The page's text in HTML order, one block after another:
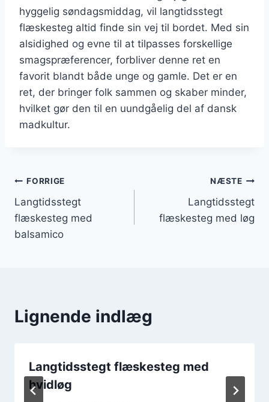
hyggelig søndagsmiddag, vil langtidsstegt
flæskesteg altid finde sin vej til bordet. Med sin
alsidighed og evne til at tilpasses forskellige
smagspræferencer, forbliver denne ret en
favorit blandt både unge og gamle. Det er en
ret, der bringer folk sammen og skaber minder,
hvilket gør den til en uundgåelig del af dansk
madkultur.
Indlægsnavigation
FORRIGE
Langtidsstegt
flæskesteg med
balsamico
NÆSTE
Langtidsstegt
flæskesteg med løg
Lignende indlæg
Langtidsstegt flæskesteg med
hvidløg